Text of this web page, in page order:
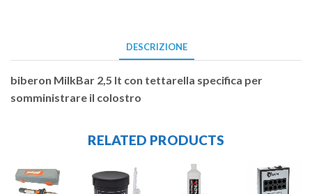
DESCRIZIONE
biberon MilkBar 2,5 lt con tettarella specifica per
somministrare il colostro
RELATED PRODUCTS